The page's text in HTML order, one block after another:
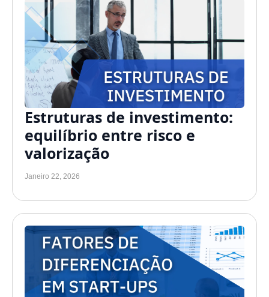
Estruturas de investimento:
equilíbrio entre risco e
valorização
Janeiro 22, 2026